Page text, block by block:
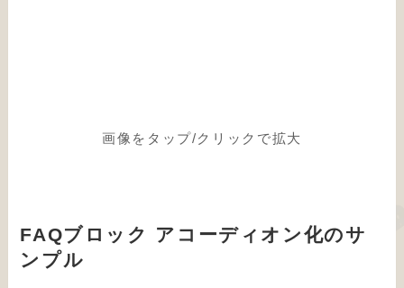
画像をタップ/クリックで拡大
FAQブロック アコーディオン化のサ
ンプル